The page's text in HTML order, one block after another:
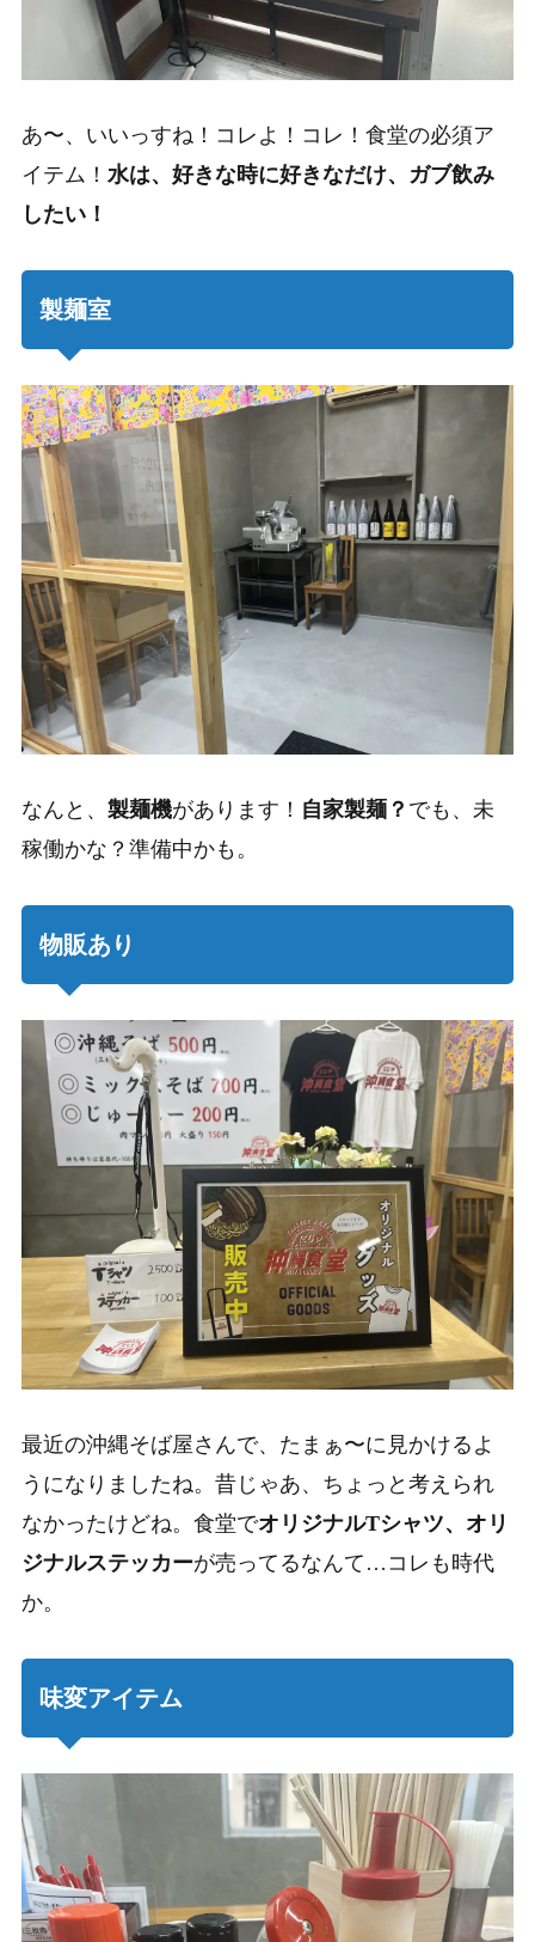
あ〜、いいっすね！コレよ！コレ！食堂の必須ア
イテム！ 水は、好きな時に好きなだけ、ガブ飲み
したい！
製麺室
なんと、 製麺機があります！ 自家製麺？ でも、未
稼働かな？準備中かも。
物販あり
最近の沖縄そば屋さんで、たまぁ〜に見かけるよ
うになりましたね。昔じゃあ、ちょっと考えられ
なかったけどね。食堂でオリジナルTシャツ、オリ
ジナルステッカーが売ってるなんて…コレも時代
か。
味変アイテム